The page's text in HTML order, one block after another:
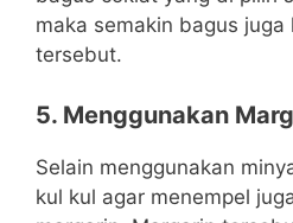
maka semakin bagus juga
tersebut.
5. Menggunakan
Selain menggunakan
kul kul agar menempel